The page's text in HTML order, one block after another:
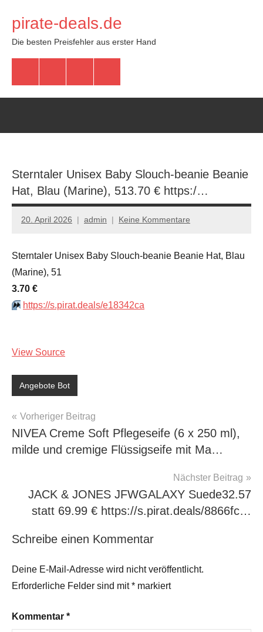
Inhalt
springen
pirate-deals.de
Die besten Preisfehler aus erster Hand
Sterntaler Unisex Baby Slouch-beanie Beanie
Hat, Blau (Marine), 513.70 € https:/…
20. April 2026 admin Keine Kommentare
Sterntaler Unisex Baby Slouch-beanie Beanie Hat, Blau
(Marine), 51
3.70 €
⏩️ https://s.pirat.deals/e18342ca
View Source
Angebote Bot
Beitragsnavigation
Vorheriger Beitrag
NIVEA Creme Soft Pflegeseife (6 x 250 ml),
milde und cremige Flüssigseife mit Ma…
Nächster Beitrag
JACK & JONES JFWGALAXY Suede32.57
statt 69.99 € https://s.pirat.deals/8866fc…
Schreibe einen Kommentar
Deine E-Mail-Adresse wird nicht veröffentlicht.
Erforderliche Felder sind mit* markiert
Kommentar *